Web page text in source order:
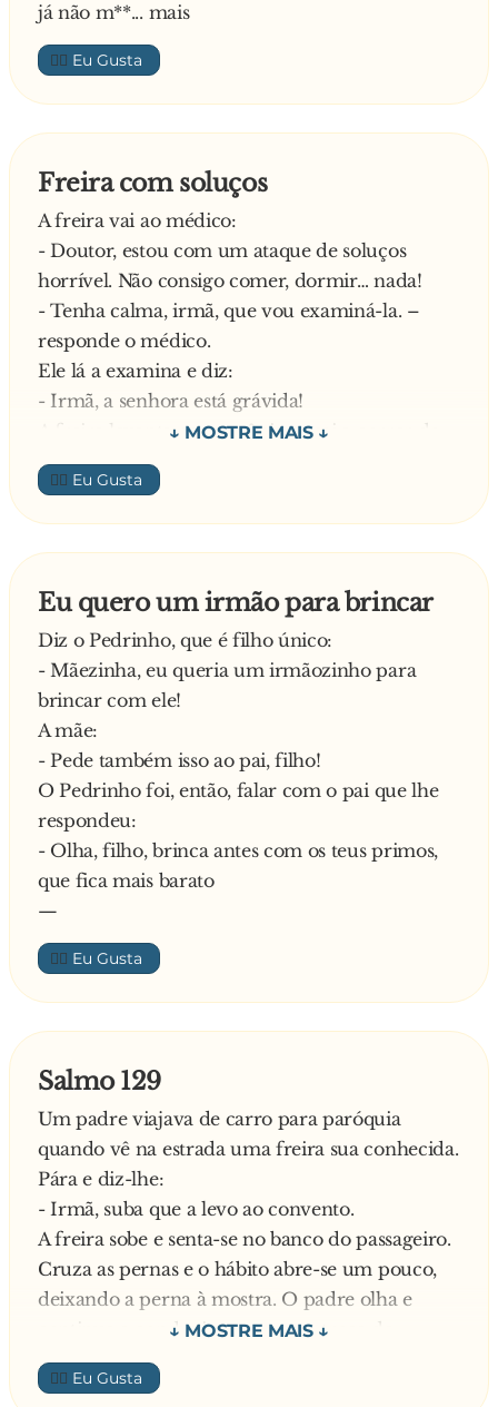
já não m**... mais
👍🏼
Freira com soluços
A freira vai ao médico:
- Doutor, estou com um ataque de soluços
horrível. Não consigo comer, dormir… nada!
- Tenha calma, irmã, que vou examiná-la. –
responde o médico.
Ele lá a examina e diz:
- Irmã, a senhora está grávida!
A freira levanta-se em pânico e sai a correr do
consultório. Uma hora depois, a Madre
Superior telefona para o médico:
- Doutor, o que é disse á irmã Carmem?
Explica o médico:
crise de soluços, passei-lhe um susto dizendo
que estava grávida. Ela parou de soluçar?
E diz a Madre Superior:
- Sim, a irmã Amélia parou de soluçar, o pior foi
o Padre Paulo que morreu com um ataque de
coração
👍🏼
Eu quero um irmão para brincar
Diz o Pedrinho, que é filho único:
- Mãezinha, eu queria um irmãozinho para
brincar com ele!
A mãe:
- Pede também isso ao pai, filho!
O Pedrinho foi, então, falar com o pai que lhe
respondeu:
- Olha, filho, brinca antes com os teus primos,
que fica mais barato
—
👍🏼
Salmo 129
Um padre viajava de carro para paróquia
quando vê na estrada uma freira sua conhecida.
Pára e diz-lhe:
- Irmã, suba que a levo ao convento.
A freira sobe e senta-se no banco do passageiro.
Cruza as pernas e o hábito abre-se um pouco,
deixando a perna à mostra. O padre olha e
continua a conduzir mas, numa troca de
marcha, coloca a mão sobre a perna da freira,
que lhe diz:
👍🏼